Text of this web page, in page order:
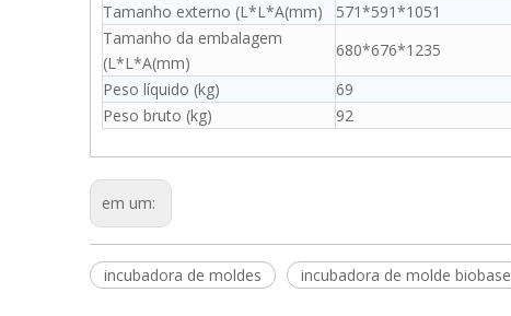
Tamanho externo (L*L*A(mm)
571*591*1051
Tamanho da embalagem
(L*L*A(mm)
680*676*1235
Peso líquido (kg)
69
Peso bruto (kg)
92
em um:
incubadora de moldes incubadora de molde biobase